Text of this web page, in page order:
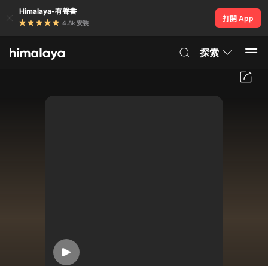
Himalaya-有聲書
4.8k 安裝
打開 App
探索